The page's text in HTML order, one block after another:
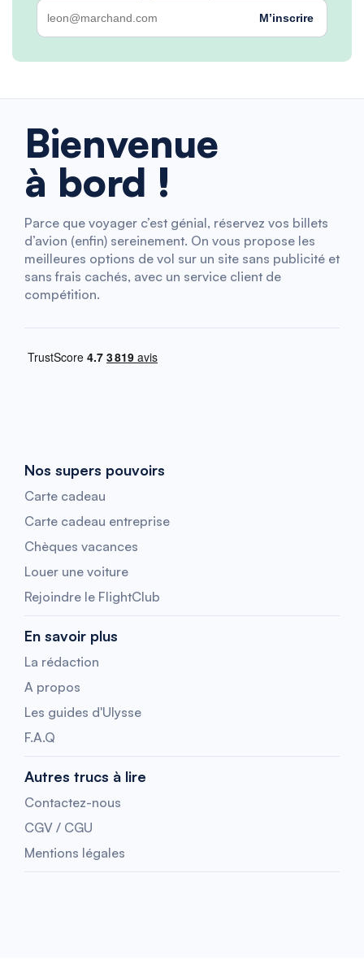
M’inscrire
Bienvenue
à bord !
Parce que voyager c’est génial, réservez vos billets
d’avion (enfin) sereinement. On vous propose les
meilleures options de vol sur un site sans publicité et
sans frais cachés, avec un service client de
compétition.
Nos supers pouvoirs
Carte cadeau
Carte cadeau entreprise
Chèques vacances
Louer une voiture
Rejoindre le FlightClub
En savoir plus
La rédaction
A propos
Les guides d'Ulysse
F.A.Q
Autres trucs à lire
Contactez-nous
CGV / CGU
Mentions légales